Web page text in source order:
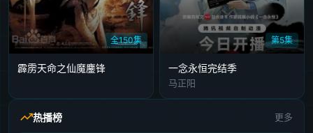
全150集
霹雳天命之仙魔鏖锋
第5集
​一念永恒完结季
马正阳
热播榜 更多